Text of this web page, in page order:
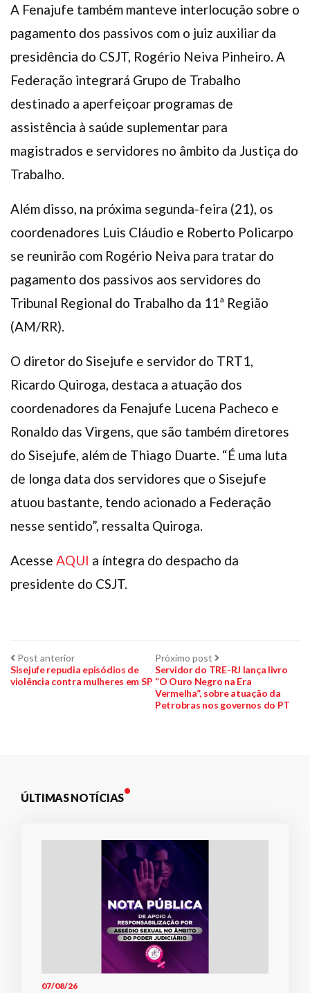
A Fenajufe também manteve interlocução sobre o
pagamento dos passivos com o juiz auxiliar da
presidência do CSJT, Rogério Neiva Pinheiro. A
Federação integrará Grupo de Trabalho
destinado a aperfeiçoar programas de
assistência à saúde suplementar para
magistrados e servidores no âmbito da Justiça do
Trabalho.
Além disso, na próxima segunda-feira (21), os
coordenadores Luis Cláudio e Roberto Policarpo
se reunirão com Rogério Neiva para tratar do
pagamento dos passivos aos servidores do
Tribunal Regional do Trabalho da 11ª Região
(AM/RR).
O diretor do Sisejufe e servidor do TRT1,
Ricardo Quiroga, destaca a atuação dos
coordenadores da Fenajufe Lucena Pacheco e
Ronaldo das Virgens, que são também diretores
do Sisejufe, além de Thiago Duarte. “É uma luta
de longa data dos servidores que o Sisejufe
atuou bastante, tendo acionado a Federação
nesse sentido”, ressalta Quiroga.
Acesse AQUI a íntegra do despacho da
presidente do CSJT.
Navegação
de
Post anteriorPost
anterior:
Sisejufe repudia episódios de
violência contra mulheres em SP
Próximo post Próximo
post:
Servidor do TRE-RJ lança livro
“O Ouro Negro na Era
Vermelha”, sobre atuação da
Petrobras nos governos do PT
ÚLTIMAS NOTÍCIAS
07/08/26